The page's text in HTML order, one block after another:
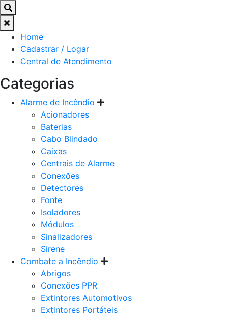
Home
Cadastrar / Logar
Central de Atendimento
Categorias
Alarme de Incêndio
Acionadores
Baterias
Cabo Blindado
Caixas
Centrais de Alarme
Conexões
Detectores
Fonte
Isoladores
Módulos
Sinalizadores
Sirene
Combate a Incêndio
Abrigos
Conexões PPR
Extintores Automotivos
Extintores Portáteis